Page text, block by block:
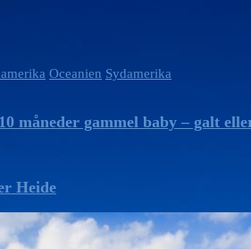
Oceanien Sydamerika
måneder gammel baby – galt
Heide